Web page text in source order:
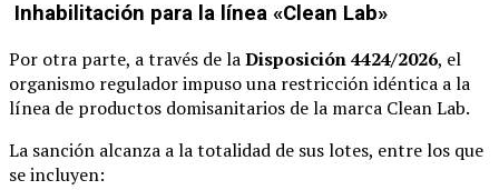
Inhabilitación para la línea «Clean Lab»
Por otra parte, a través de laDisposición 4424/2026, el
organismo regulador impuso una restricción idéntica a la
línea de productos domisanitarios de la marca Clean Lab.
La sanción alcanza a la totalidad de sus lotes, entre los que
se incluyen: